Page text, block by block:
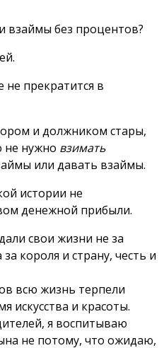
взаймы без процентов?
не прекратится в
и должником стары,
не нужно взимать
или давать взаймы.
истории не
денежной прибыли.
свои жизни не за
короля и страну, честь и
всю жизнь терпели
искусства и красоты.
я воспитываю
не потому, что ожидаю,